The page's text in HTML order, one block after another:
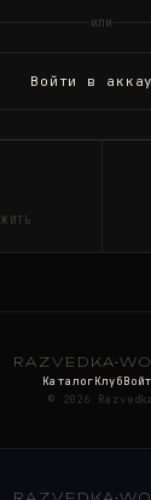
или
Войти в
RAZVEDKA·
КаталогКлуб
©
2026 Razvedka